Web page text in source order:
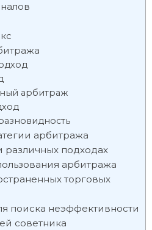
арбитраж
арбитража
подходах
арбитража
торговых
поиска неэффективности
советника